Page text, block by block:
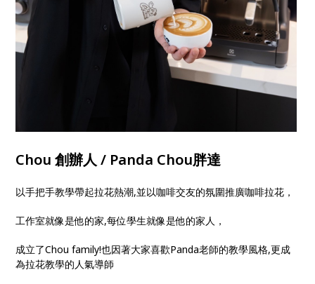
Chou 創辦人 / Panda Chou胖達
以手把手教學帶起拉花熱潮,並以咖啡交友的氛圍推廣咖啡拉花，
工作室就像是他的家,每位學生就像是他的家人，
成立了Chou family!也因著大家喜歡Panda老師的教學風格,更成
為拉花教學的人氣導師